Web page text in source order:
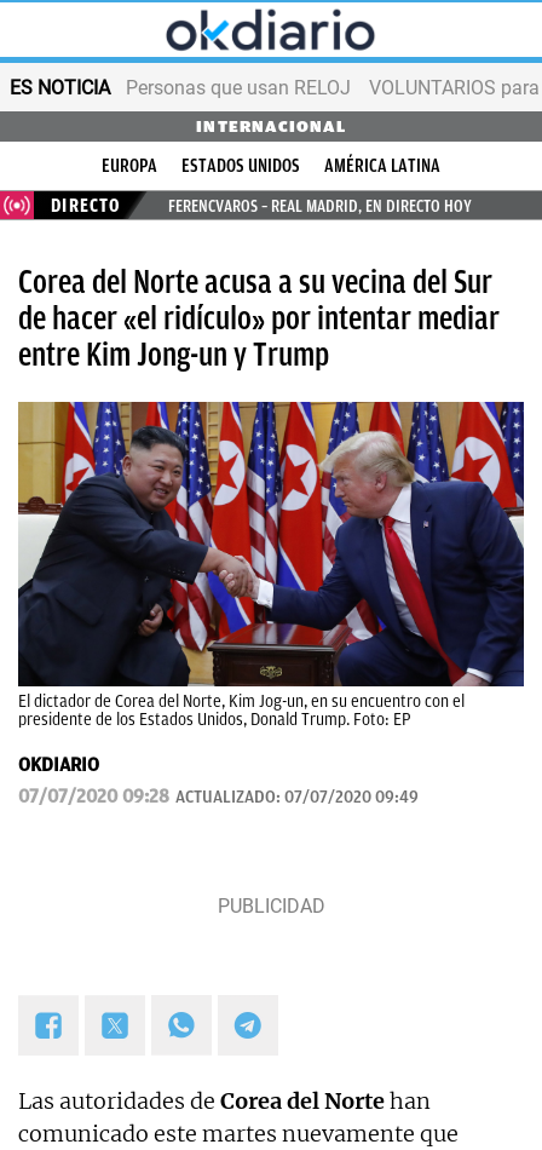
ES NOTICIA Personas que usan RELOJ VOLUNTARIOS
INTERNACIONAL
EUROPA ESTADOS UNIDOS
AMÉRICA LATINA
DIRECTO
FERENCVAROS – REAL MADRID, EN DIRECTO HOY
Corea del Norte acusa a su vecina del Sur
de hacer «el ridículo» por intentar mediar
entre Kim Jong-un y Trump
El dictador de Corea del Norte, Kim Jog-un, en su encuentro con el
presidente de los Estados Unidos, Donald Trump. Foto: EP
OKDIARIO
07/07/2020 09:28 ACTUALIZADO: 07/07/2020 09:49
Las autoridades de Corea del Nortehan
comunicado este martes nuevamente que